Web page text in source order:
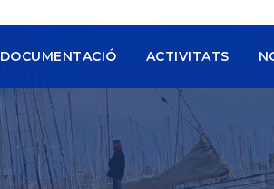
DOCUMENTACIÓ ACTIVITATS